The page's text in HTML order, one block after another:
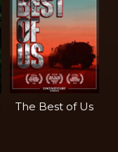
The Best of Us